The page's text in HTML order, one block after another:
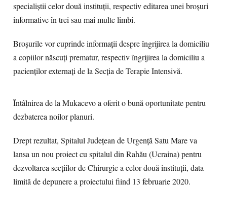
specialiștii celor două instituții, respectiv editarea unei broșuri
informative în trei sau mai multe limbi.
Broșurile vor cuprinde informații despre îngrijirea la domiciliu
a copiilor născuți prematur, respectiv îngrijirea la domiciliu a
pacienților externați de la Secția de Terapie Intensivă.
Întâlnirea de la Mukacevo a oferit o bună oportunitate pentru
dezbaterea noilor planuri.
Drept rezultat, Spitalul Județean de Urgență Satu Mare va
lansa un nou proiect cu spitalul din Rahău (Ucraina) pentru
dezvoltarea secțiilor de Chirurgie a celor două instituții, data
limită de depunere a proiectului fiind 13 februarie 2020.